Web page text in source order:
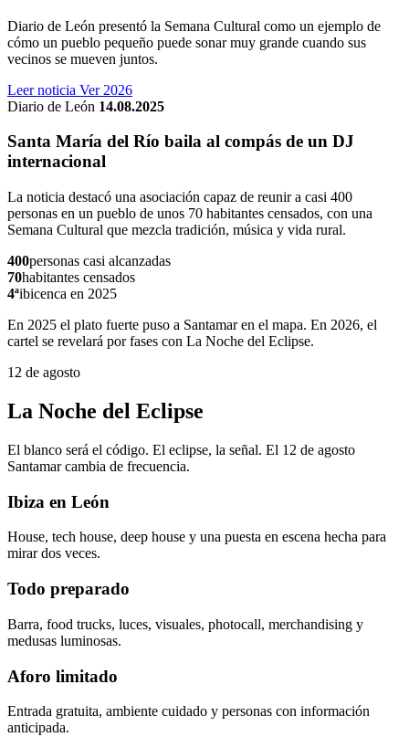
Diario de León presentó la Semana Cultural como un ejemplo de
cómo un pueblo pequeño puede sonar muy grande cuando sus
vecinos se mueven juntos.
Leer noticia Ver 2026
Diario de León 14.08.2025
Santa María del Río baila al compás de un DJ
internacional
La noticia destacó una asociación capaz de reunir a casi 400
personas en un pueblo de unos 70 habitantes censados, con una
Semana Cultural que mezcla tradición, música y vida rural.
400personas casi alcanzadas
70habitantes censados
4ªibicenca en 2025
En 2025 el plato fuerte puso a Santamar en el mapa. En 2026, el
cartel se revelará por fases con La Noche del Eclipse.
12 de agosto
La Noche del Eclipse
El blanco será el código. El eclipse, la señal. El 12 de agosto
Santamar cambia de frecuencia.
Ibiza en León
House, tech house, deep house y una puesta en escena hecha para
mirar dos veces.
Todo preparado
Barra, food trucks, luces, visuales, photocall, merchandising y
medusas luminosas.
Aforo limitado
Entrada gratuita, ambiente cuidado y personas con información
anticipada.